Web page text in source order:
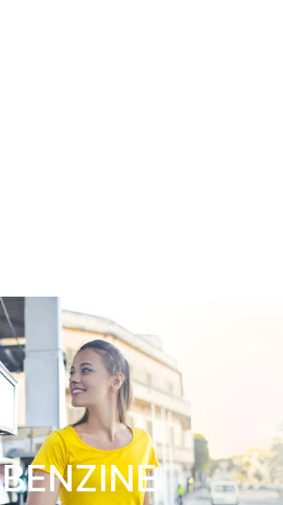
BENZINE